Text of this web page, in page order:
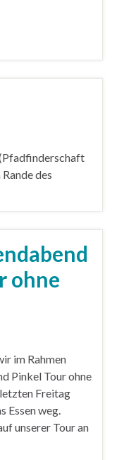
des
ohne
im Rahmen
Pinkel Tour ohne
Freitag
Essen weg.
unserer Tour an